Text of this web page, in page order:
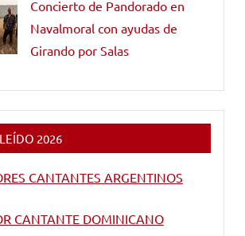
Concierto de Pandorado en
Navalmoral con ayudas de
Girando por Salas
2026
CANTANTES ARGENTINOS
CANTANTE DOMINICANO